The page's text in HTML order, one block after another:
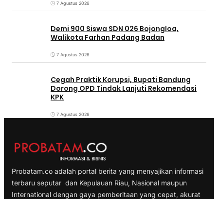
7 Agustus 2026
Demi 900 Siswa SDN 026 Bojongloa,
Walikota Farhan Padang Badan
7 Agustus 2026
Cegah Praktik Korupsi, Bupati Bandung
Dorong OPD Tindak Lanjuti Rekomendasi
KPK
7 Agustus 2026
Probatam.co adalah portal berita yang menyajikan informasi
terbaru seputar dan Kepulauan Riau, Nasional maupun
International dengan gaya pemberitaan yang cepat, akurat